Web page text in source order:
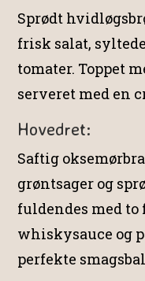
Sprødt
frisk salat,
tomater. Toppet
serveret med en
Hovedret:
Saftig
grøntsager og
fuldendes med
whiskysauce og
perfekte